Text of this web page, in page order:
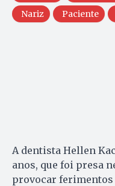
Nariz
Paciente
A dentista Hellen
anos, que foi presa
provocar ferimentos